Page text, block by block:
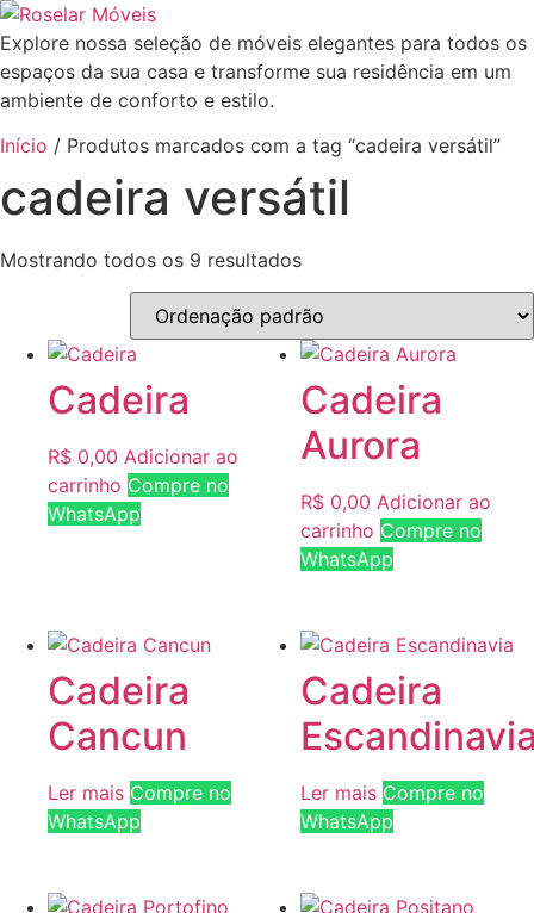
Explore nossa seleção de móveis elegantes para todos os
espaços da sua casa e transforme sua residência em um
ambiente de conforto e estilo.
Início / Produtos marcados com a tag “cadeira versátil”
cadeira versátil
Mostrando todos os 9 resultados
Cadeira
R$ 0,00 Adicionar ao
carrinho Compre no
WhatsApp
Cadeira
Aurora
R$ 0,00 Adicionar ao
carrinho Compre no
WhatsApp
Cadeira
Cancun
Ler mais Compre no
WhatsApp
Cadeira
Ler mais Compre no
WhatsApp